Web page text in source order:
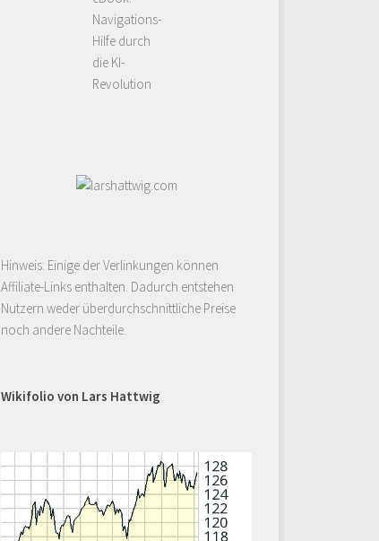
Navigations-
Hilfe durch
die KI-
Revolution
Hinweis: Einige der Verlinkungen können
Affiliate-Links enthalten. Dadurch entstehen
Nutzern weder überdurchschnittliche Preise
noch andere Nachteile.
Wikifolio von Lars Hattwig